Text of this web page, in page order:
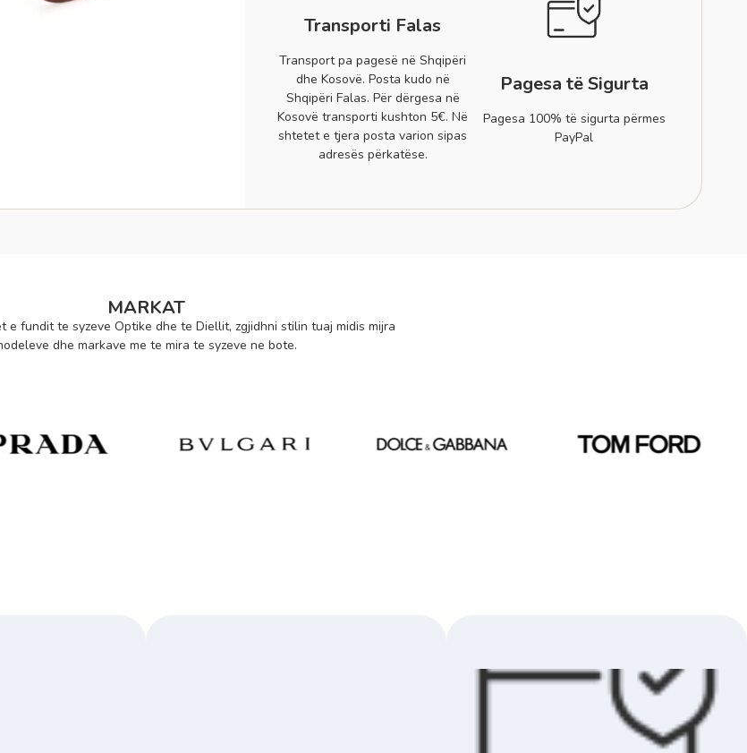
Transporti Falas
Transport pa pagesë në Shqipëri
dhe Kosovë. Posta kudo në
Shqipëri Falas. Për dërgesa në
Kosovë transporti kushton 5€. Në
shtetet e tjera posta varion sipas
adresës përkatëse.
Pagesa të Sigurta
Pagesa 100% të sigurta përmes
PayPal
MARKAT
e fundit te syzeve Optike dhe te Diellit, zgjidhni stilin tuaj midis mijra
dhe markave me te mira te syzeve ne bote.